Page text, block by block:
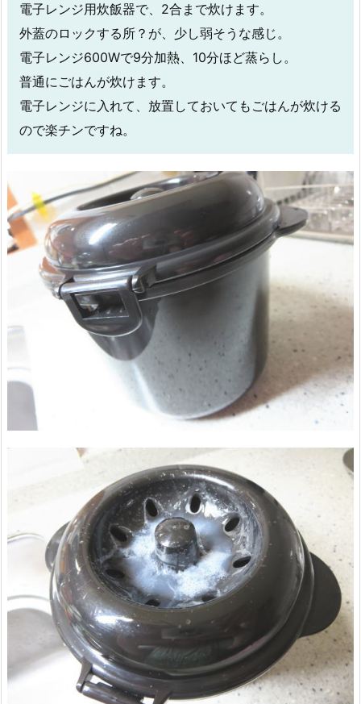
電子レンジ用炊飯器で、2合まで炊けます。
外蓋のロックする所？が、少し弱そうな感じ。
電子レンジ600Wで9分加熱、10分ほど蒸らし。
普通にごはんが炊けます。
電子レンジに入れて、放置しておいてもごはんが炊ける
ので楽チンですね。